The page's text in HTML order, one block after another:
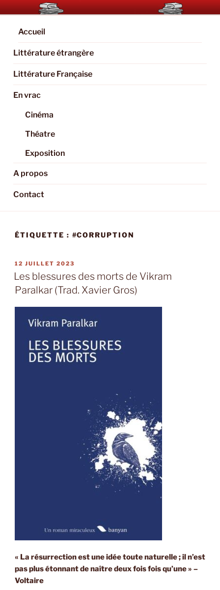
Aller
au
contenu
principal
BOOKAHOLIC.PARIS
Blog Littéraire et Culturel
Accueil
Littérature étrangère
Littérature Française
En vrac
Cinéma
Théatre
Exposition
A propos
Contact
ÉTIQUETTE : #CORRUPTION
PUBLIÉ
LE
12 JUILLET 2023
Les blessures des morts de Vikram
Paralkar (Trad. Xavier Gros)
« La résurrection est une idée toute naturelle ; il n’est
pas plus étonnant de naître deux fois fois qu’une » –
Voltaire